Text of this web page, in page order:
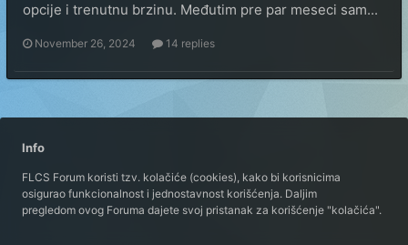
opcije i trenutnu brzinu. Međutim pre par meseci sam...
November 26, 2024 14 replies
Info
FLCS Forum koristi tzv. kolačiće (cookies), kako bi korisnicima
osigurao funkcionalnost i jednostavnost korišćenja. Daljim
pregledom ovog Foruma dajete svoj pristanak za korišćenje "kolačića".